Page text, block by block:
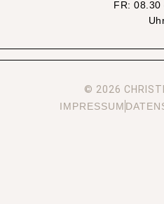
FR: 08.30
© 2026
IMPRESSUM